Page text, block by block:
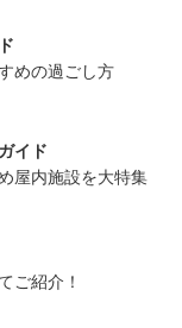
めの過ごし方
イド
屋内施設を大特集
ご紹介！